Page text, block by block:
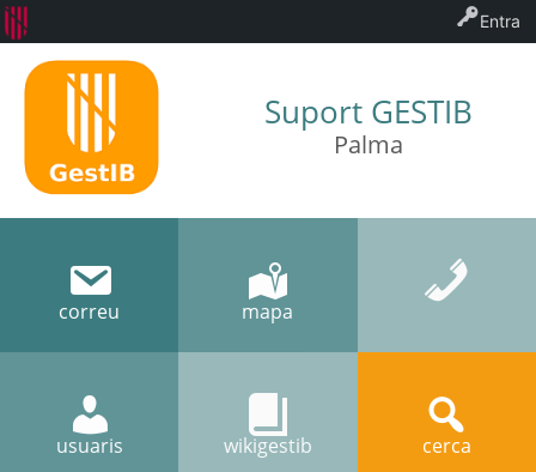
Suport GESTIB
Palma
correu mapa
usuaris wikigestib cerca
Entra